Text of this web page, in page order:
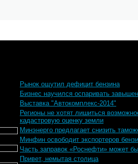
Рынок ощутил дефицит бензина
Бизнес научился оспаривать
Выставка "Автокомплекс-2014"
Регионы не хотят лишиться
кадастровую оценку земли
Минэнерго предлагает снизить
Минфин освободит экспортеров
Часть заправок «Роснефти» может
Привет, немытая столица